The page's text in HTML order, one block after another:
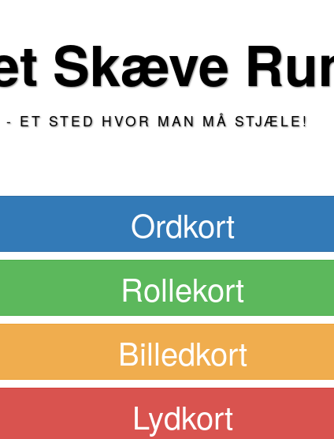
Skæve
- ET STED HVOR MAN MÅ STJÆLE!
Ordkort
Rollekort
Billedkort
Lydkort